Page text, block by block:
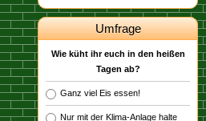
Umfrage
Wie küht ihr euch in den heißen
Tagen ab?
Ganz viel Eis essen!
Nur mit der Klima-Anlage halte